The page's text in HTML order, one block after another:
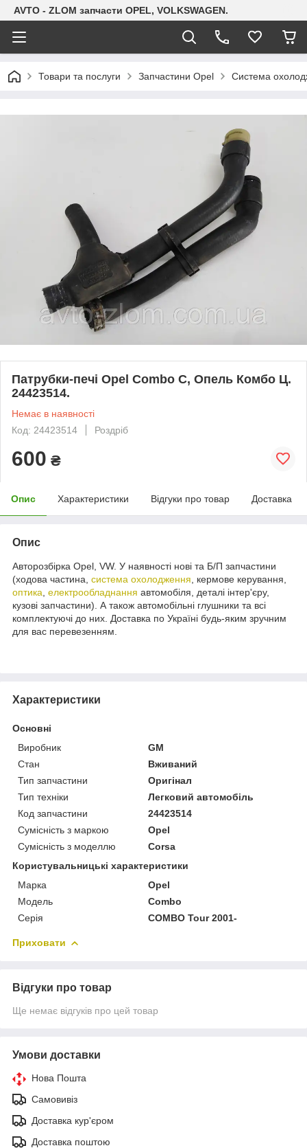
AVTO - ZLOM запчасти OPEL, VOLKSWAGEN.
Товари та послуги Запчастини Opel Система
Патрубки-печі Opel Combo C, Опель Комбо Ц.
24423514.
Немає в наявності
Код: 24423514
Роздріб
600 ₴
Опис Характеристики Відгуки про товар Доставка
Опис
Авторозбірка Opel, VW. У наявності нові та Б/П запчастини
(ходова частина, система охолодження , кермове керування,
оптика електрообладнання автомобіля, деталі інтер'єру,
кузові запчастини). А також автомобільні глушники та всі
комплектуючі до них. Доставка по Україні будь-яким зручним
для вас перевезенням.
Характеристики
Основні
Виробник
GM
Стан
Вживаний
Тип запчастини
Оригінал
Тип техніки
Легковий автомобіль
Код запчастини
24423514
Сумісність з маркою
Opel
Сумісність з моделлю
Corsa
Користувальницькі характеристики
Марка
Opel
Модель
Combo
Серія
COMBO Tour 2001-
Приховати
Відгуки про товар
Ще немає відгуків про цей товар
Умови доставки
Нова Пошта
Самовивіз
Доставка кур'єром
Доставка поштою